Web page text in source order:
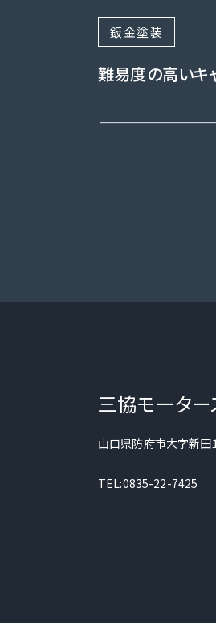
鈑金塗装
難易度の高いキ
三協モーター
山口県防府市大字新田
TEL:0835-22-7425